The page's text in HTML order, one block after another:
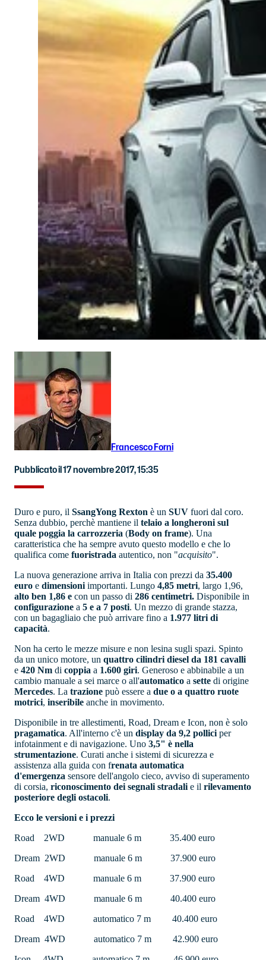
Francesco Forni
Pubblicato il 17 novembre 2017, 15:35
Duro e puro, il SsangYong Rexton è un SUV fuori dal coro.
Senza dubbio, perchè mantiene il telaio a longheroni sul
quale poggia la carrozzeria (Body on frame). Una
caratteristica che ha sempre avuto questo modello e che lo
qualifica come fuoristrada autentico, non "acquisito".
La nuova generazione arriva in Italia con prezzi da 35.400
euro e dimensioni importanti. Lungo 4,85 metri, largo 1,96,
alto ben 1,86 e con un passo di 286 centimetri. Disponibile in
configurazione a 5 e a 7 posti. Un mezzo di grande stazza,
con un bagagliaio che può arrivare fino a 1.977 litri di
capacità.
Non ha certo le mezze misure e non lesina sugli spazi. Spinto
da un unico motore, un quattro cilindri diesel da 181 cavalli
e 420 Nm di coppia a 1.600 giri. Generoso e abbinabile a un
cambio manuale a sei marce o all'automatico a sette di origine
Mercedes. La trazione può essere a due o a quattro ruote
motrici, inseribile anche in movimento.
Disponibile in tre allestimenti, Road, Dream e Icon, non è solo
pragamatica. All'interno c'è un display da 9,2 pollici per
infotainment e di navigazione. Uno 3,5" è nella
strumentazione. Curati anche i sistemi di sicurezza e
assistenza alla guida con frenata automatica
d'emergenza sensore dell'angolo cieco, avviso di superamento
di corsia, riconoscimento dei segnali stradali e il rilevamento
posteriore degli ostacoli.
Ecco le versioni e i prezzi
Road 2WD manuale 6 m 35.400 euro
Dream 2WD manuale 6 m 37.900 euro
Road 4WD manuale 6 m 37.900 euro
Dream 4WD manuale 6 m 40.400 euro
Road 4WD automatico 7 m 40.400 euro
Dream 4WD automatico 7 m 42.900 euro